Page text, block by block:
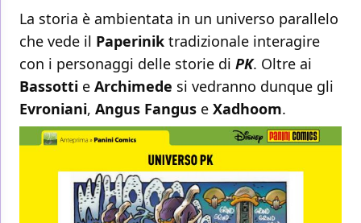
La storia è ambientata in un universo parallelo
che vede il Paperinik tradizionale interagire
con i personaggi delle storie di PK. Oltre ai
Bassotti e Archimede si vedranno dunque gli
Evroniani, Angus Fangus e Xadhoom.